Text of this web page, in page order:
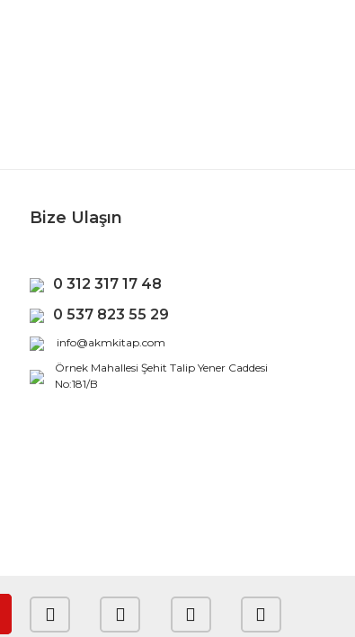
Bize Ulaşın
0 312 317 17 48
0 537 823 55 29
info@akmkitap.com
Örnek Mahallesi Şehit Talip Yener Caddesi
No:181/B